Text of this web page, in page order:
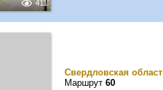
411
Свердловская
Маршрут 60